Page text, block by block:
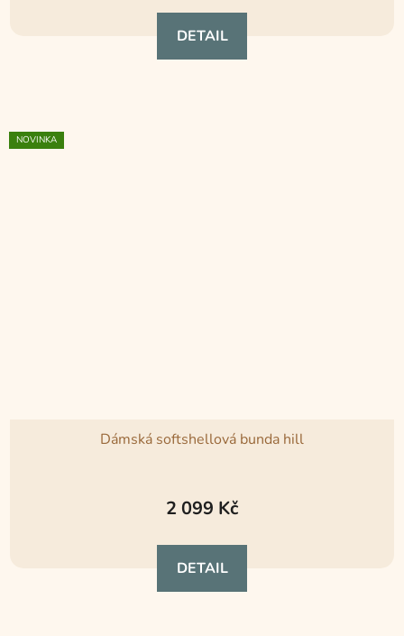
DETAIL
NOVINKA
Dámská softshellová bunda hill
2 099 Kč
DETAIL